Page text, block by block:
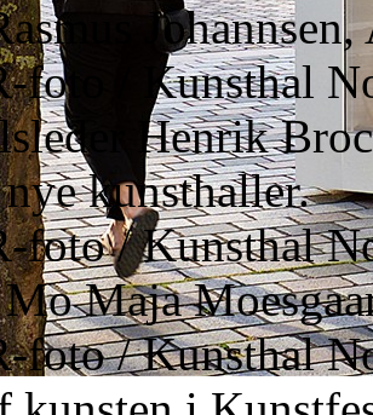
foto / Kunsthal
Henrik
kunsthaller.
foto / Kunsthal
Maja
foto / Kunsthal